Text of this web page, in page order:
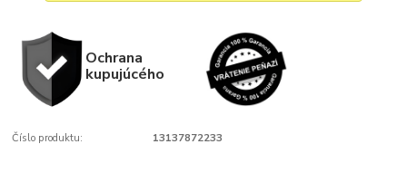
Ochrana
kupujúcého
Číslo produktu: 13137872233